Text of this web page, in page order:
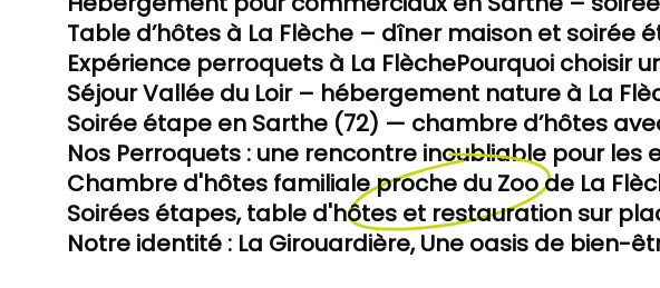
Table d’hôtes à La Flèche – dîner maison et soirée
Expérience perroquets à La FlèchePourquoi choisir
Séjour Vallée du Loir – hébergement nature à La
Soirée étape en Sarthe (72) — chambre d’hôtes
Nos Perroquets : une rencontre inoubliable pour les
Chambre d'hôtes familiale proche du Zoo de La
Soirées étapes, table d'hôtes et restauration sur
Notre identité : La Girouardière, Une oasis de bien-